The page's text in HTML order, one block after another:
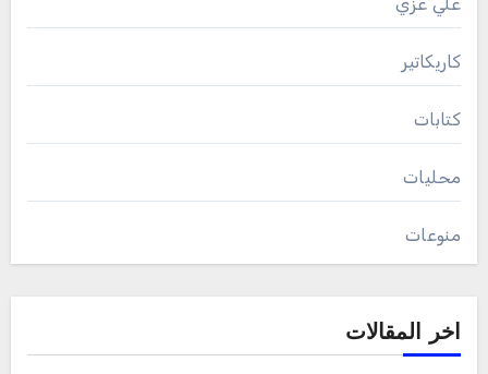
كاريكاتير
كتابات
محليات
منوعات
اخر المقالات